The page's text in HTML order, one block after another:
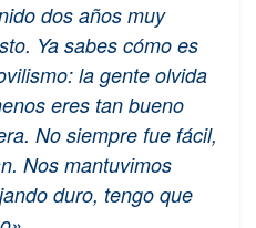
dos años muy
Ya sabes cómo es
la gente olvida
eres tan bueno
No siempre fue fácil,
Nos mantuvimos
duro, tengo que